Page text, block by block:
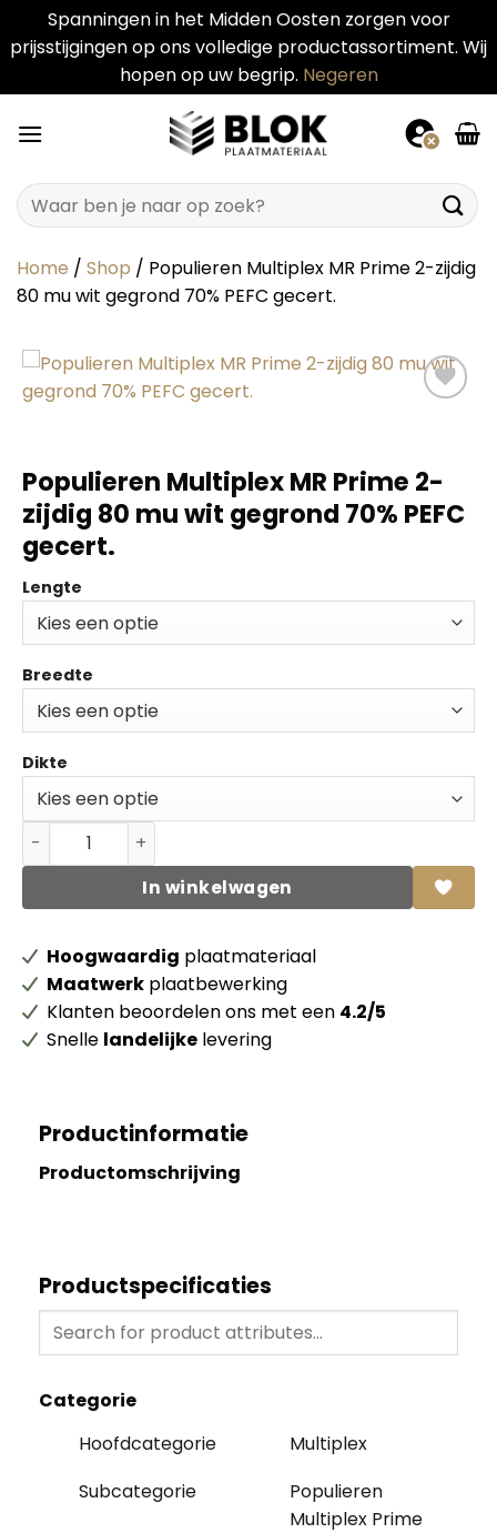
Spanningen in het Midden Oosten zorgen voor
prijsstijgingen op ons volledige productassortiment. Wij
hopen op uw begrip. Negeren
naar
Zoeken
naar:
Home / Shop / Populieren Multiplex MR Prime 2-zijdig
80 mu wit gegrond 70% PEFC gecert.
Populieren Multiplex MR Prime 2-
zijdig 80 mu wit gegrond 70% PEFC
gecert.
Lengte
Breedte
Dikte
Populieren Multiplex MR Prime 2-zijdig 80 mu wit
In winkelwagen
Hoogwaardig plaatmateriaal
Maatwerk plaatbewerking
Klanten beoordelen ons met een 4.2/5
Snelle landelijke levering
Productinformatie
Productomschrijving
Productspecificaties
Categorie
Hoofdcategorie
Multiplex
Subcategorie
Populieren
Multiplex Prime